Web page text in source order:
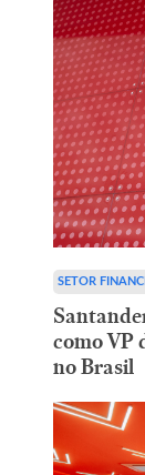
SETOR
como VP
no Brasil